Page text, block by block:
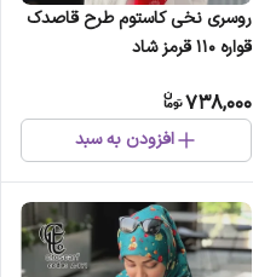
روسری نخی کاستوم طرح قاصدک
قواره 110 قرمز شاد
738,000
افزودن به سبد